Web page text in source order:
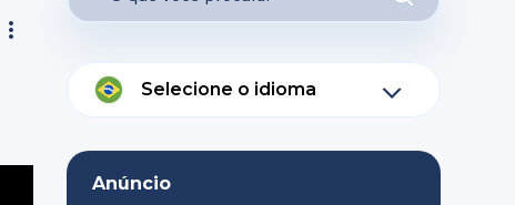
Selecione o idioma
Anúncio